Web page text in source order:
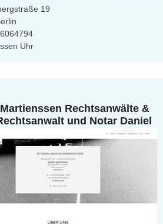
19
Uhr
Rechtsanwälte &
und Notar Daniel